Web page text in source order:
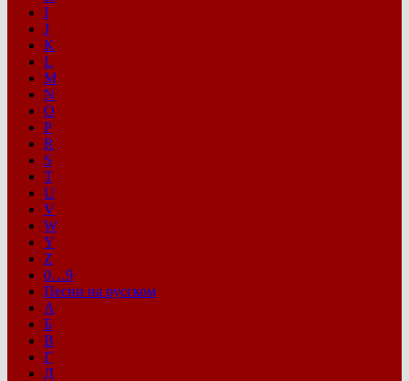
I
J
K
L
M
N
O
P
R
S
T
U
V
W
Y
Z
0…9
Песни на русском
А
Б
В
Г
Д